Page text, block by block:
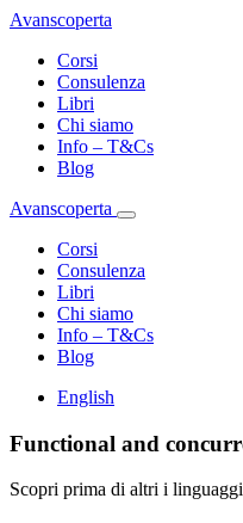
Avanscoperta
Corsi
Consulenza
Libri
Chi siamo
Info – T&Cs
Blog
Avanscoperta
Corsi
Consulenza
Libri
Chi siamo
Info – T&Cs
Blog
English
Functional and
Scopri prima di altri i